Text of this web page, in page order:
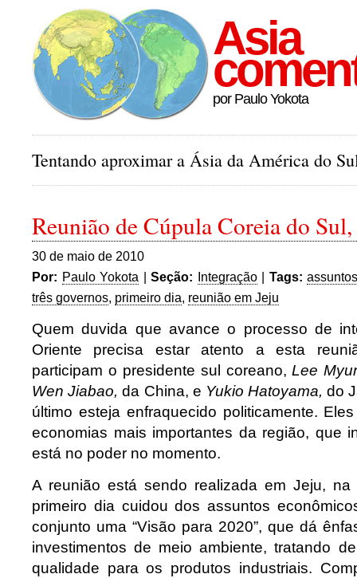
Asia
por Paulo Yokota
Tentando aproximar a Ásia da América do
Reunião de Cúpula Coreia do
30 de maio de 2010
Por: Paulo Yokota |Seção: Integração| Tags:
três governos, primeiro dia, reunião em Jeju
Quem duvida que avance o processo de
Oriente precisa estar atento a esta
participam o presidente sul coreano,Lee
Wen Jiabao,da China, e Yukio Hatoyama,do
último esteja enfraquecido politicamente.
economias mais importantes da região, que
está no poder no momento.
A reunião está sendo realizada em Jeju,
primeiro dia cuidou dos assuntos
conjunto uma “Visão para 2020”, que dá
investimentos de meio ambiente, tratando
qualidade para os produtos industriais.